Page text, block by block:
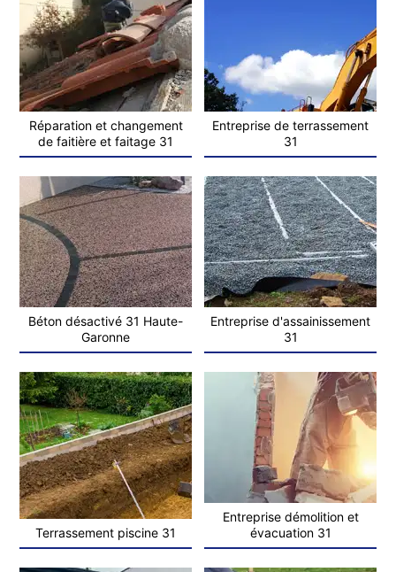
Réparation et changement
de faitière et faitage 31
Entreprise de terrassement
31
Béton désactivé 31 Haute-
Garonne
Entreprise d'assainissement
31
Terrassement piscine 31
Entreprise démolition et
évacuation 31